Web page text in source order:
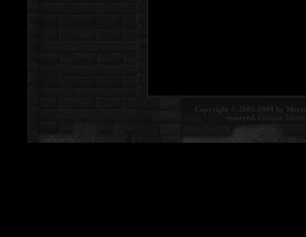
Copyright © 2005-2009 by
reserved. Contact: